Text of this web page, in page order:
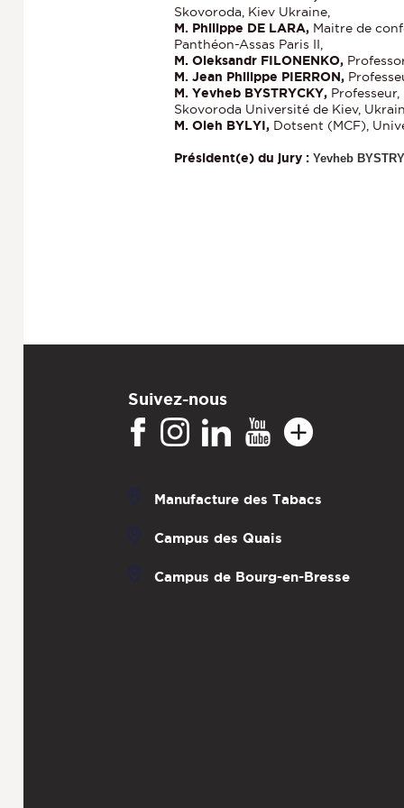
Skovoroda, Kiev Ukraine,
M. Philippe DE LARA, Maitre de
Panthéon-Assas Paris II,
M. Oleksandr FILONENKO,
M. Jean Philippe PIERRON,
M. Yevheb BYSTRYCKY,
Skovoroda Université de Kiev,
M. Oleh BYLYI, Dotsent (MCF),
Président(e) du jury : Yevheb
Suivez-nous
Manufacture des Tabacs
Campus des Quais
Campus de Bourg-en-Bresse